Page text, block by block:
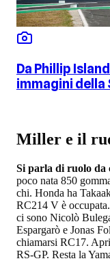
Da Phillip
immagini della
Miller e il
Si parla di ruolo da
poco nata 850
chi. Honda ha
RC214 V è
ci sono Nicolò
Espargarò e Jonas
chiamarsi RC17.
RS-GP. Resta la